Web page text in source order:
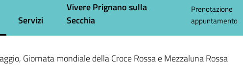
Servizi
Vivere Prignano sulla
Secchia
Prenotazione
appuntamento
Giornata mondiale della Croce Rossa e Mezzaluna Rossa